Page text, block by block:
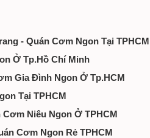
- Quán Cơm Ngon Tại TPHCM
Ở Tp.Hồ Chí Minh
Gia Đình Ngon Ở Tp.HCM
Tại TPHCM
Niêu Ngon Ở TPHCM
Cơm Ngon Rẻ TPHCM